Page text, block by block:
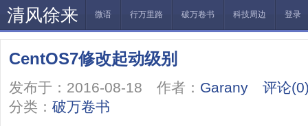
清风徐来 微语 行万里路 破万卷书 科技周边 登录
CentOS7修改起动级别
发布于：2016-08-18 作者： Garany
评论
分类： 破万卷书